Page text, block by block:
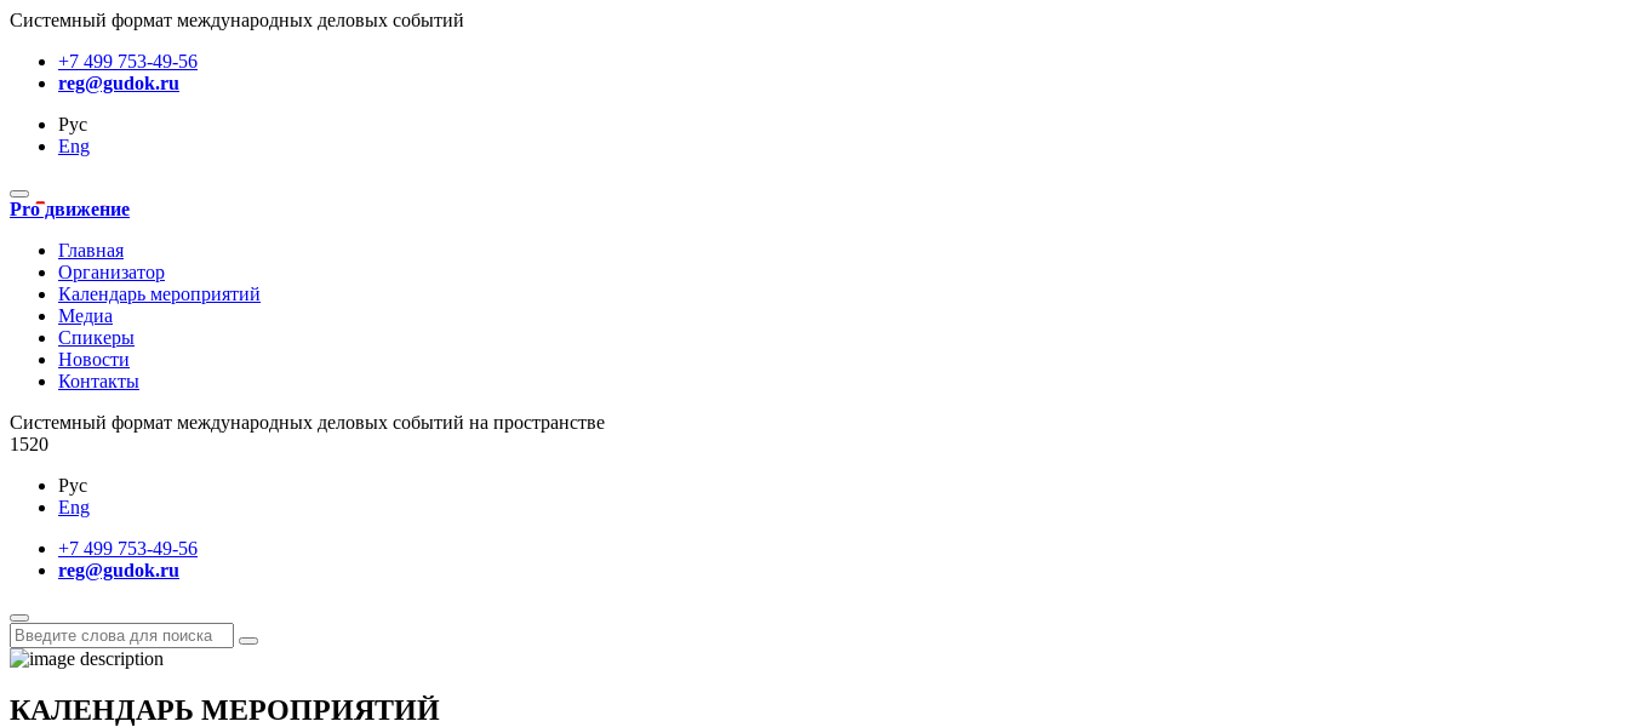
Системный формат международных деловых событий
+7 499 753-49-56
reg@gudok.ru
Рус
Eng
Pro движение
Главная
Организатор
Календарь мероприятий
Медиа
Спикеры
Новости
Контакты
Cистемный формат международных деловых событий на пространстве
1520
Рус
Eng
+7 499 753-49-56
reg@gudok.ru
КАЛЕНДАРЬ МЕРОПРИЯТИЙ